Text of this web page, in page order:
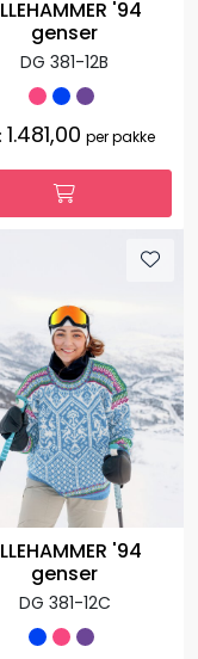
'94
genser
DG 381-12B
1.481,00 per pakke
'94
genser
DG 381-12C